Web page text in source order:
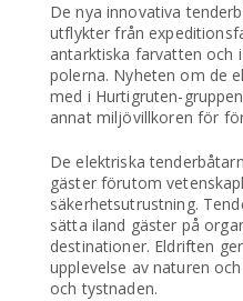
De nya innovativa
utflykter från
antarktiska farvatten och
polerna. Nyheten om de
med i Hurtigruten-
annat miljövillkoren för
De elektriska
gäster förutom
säkerhetsutrustning.
sätta iland gäster på
destinationer. Eldriften
upplevelse av naturen
och tystnaden.